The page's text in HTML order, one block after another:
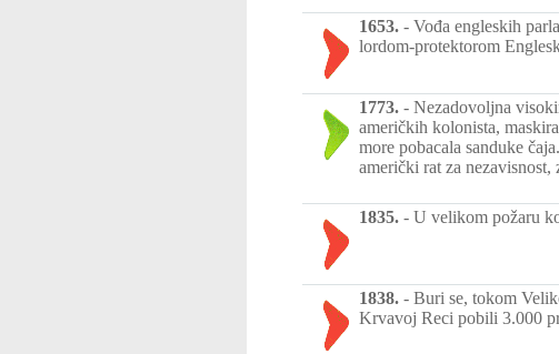
1653. - Vođa engleskih
lordom-protektorom
1773. - Nezadovoljna
američkih kolonista,
more pobacala sanduke
američki rat za nezavisnost,
1835. - U velikom požaru
1838. - Buri se, tokom
Krvavoj Reci pobili 3.000